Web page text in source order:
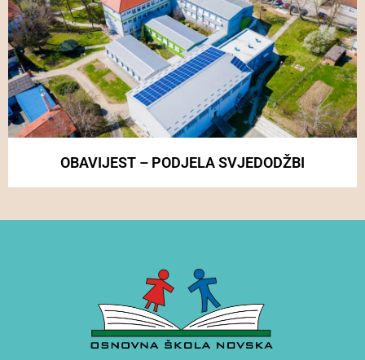
OBAVIJEST – PODJELA SVJEDODŽBI